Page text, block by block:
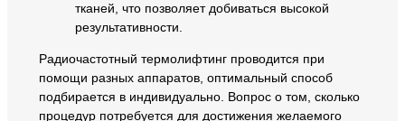
тканей, что позволяет добиваться высокой
результативности.
Радиочастотный термолифтинг проводится при
помощи разных аппаратов, оптимальный способ
подбирается в индивидуально. Вопрос о том, сколько
процедур потребуется для достижения желаемого